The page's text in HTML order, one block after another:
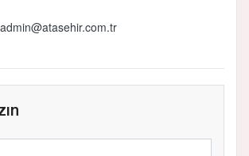
admin@atasehir.com.tr